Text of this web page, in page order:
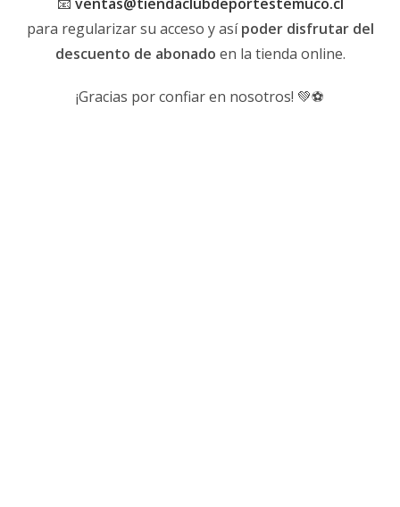
para regularizar su acceso y asípoder disfrutar del
descuento de abonado en la tienda online.
¡Gracias por confiar en nosotros! 💚⚽